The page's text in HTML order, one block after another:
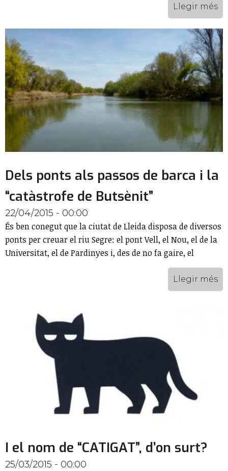
Llegir més
Dels ponts als passos de barca i la
“catàstrofe de Butsènit”
22/04/2015 - 00:00
És ben conegut que la ciutat de Lleida disposa de diversos
ponts per creuar el riu Segre: el pont Vell, el Nou, el de la
Universitat, el de Pardinyes i, des de no fa gaire, el
Llegir més
I el nom de “CATIGAT”, d’on surt?
25/03/2015 - 00:00